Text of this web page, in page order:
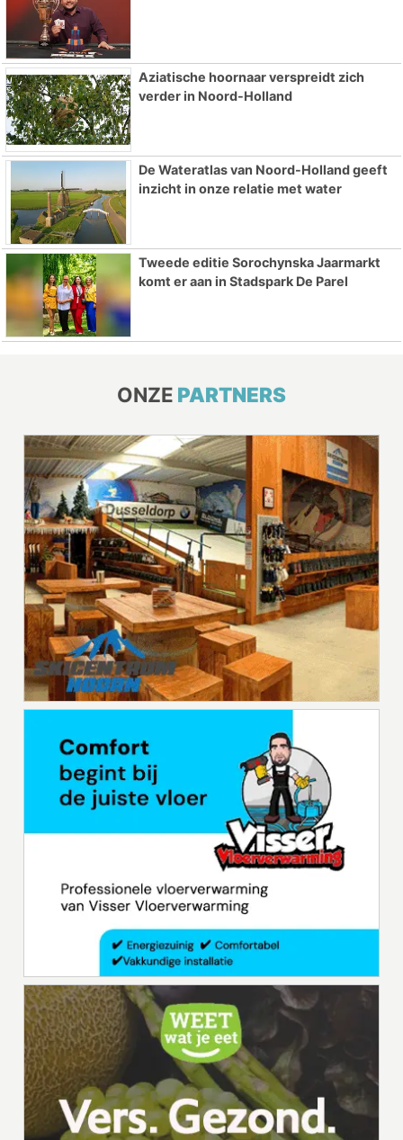
Aziatische hoornaar verspreidt zich
verder in Noord-Holland
De Wateratlas van Noord-Holland geeft
inzicht in onze relatie met water
Tweede editie Sorochynska Jaarmarkt
komt er aan in Stadspark De Parel
ONZE PARTNERS